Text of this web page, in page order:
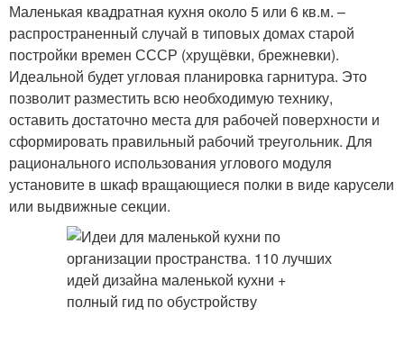
Маленькая квадратная кухня около 5 или 6 кв.м. –
распространенный случай в типовых домах старой
постройки времен СССР (хрущёвки, брежневки).
Идеальной будет угловая планировка гарнитура. Это
позволит разместить всю необходимую технику,
оставить достаточно места для рабочей поверхности и
сформировать правильный рабочий треугольник. Для
рационального использования углового модуля
установите в шкаф вращающиеся полки в виде карусели
или выдвижные секции.